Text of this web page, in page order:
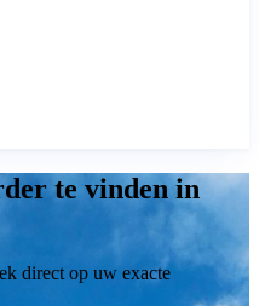
te vinden in
direct op uw exacte